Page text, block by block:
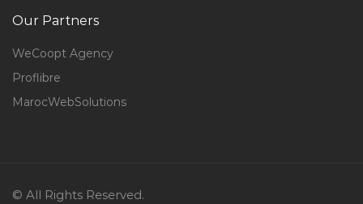
Our Partners
WeCoopt Agency
Proflibre
MarocWebSolutions
© All Rights Reserved.